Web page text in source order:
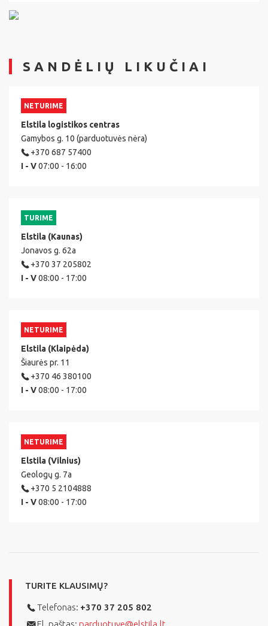
SANDĖLIŲ LIKUČIAI
NETURIME
Elstila logistikos centras
Gamybos g. 10 (parduotuvės nėra)
+370 687 57400
I - V07:00 - 16:00
TURIME
Elstila (Kaunas)
Jonavos g. 62a
+370 37 205802
I - V08:00 - 17:00
NETURIME
Elstila (Klaipėda)
Šiaurės pr. 11
+370 46 380100
I - V08:00 - 17:00
NETURIME
Elstila (Vilnius)
Geologų g. 7a
+370 5 2104888
I - V08:00 - 17:00
TURITE KLAUSIMŲ?
Telefonas: +370 37 205 802